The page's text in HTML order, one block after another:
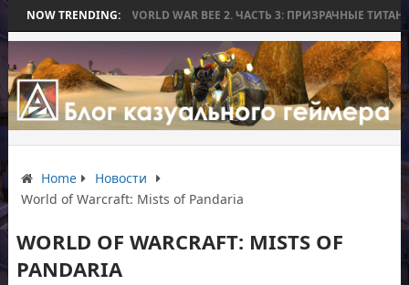
NOW TRENDING:
БЕЗ БИТВЫ WORLD WAR BEE 2. ЧАСТЬ 3: ПРИЗРАЧНЫЕ ТИТАНЫ
Home
Новости
World of Warcraft: Mists of Pandaria
WORLD OF WARCRAFT: MISTS OF
PANDARIA